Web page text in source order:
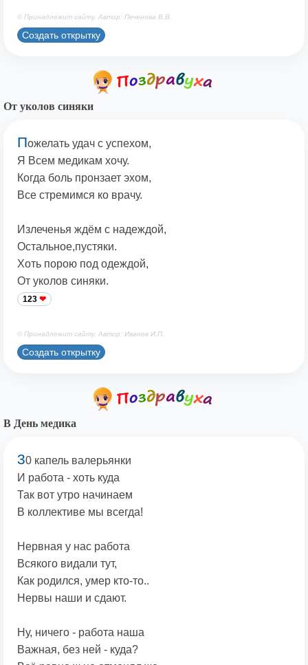
© Принадлежит сайту. Автор: Печенова В.В.
Создать открытку
От уколов синяки
Пожелать удач с успехом,
Я Всем медикам хочу.
Когда боль пронзает эхом,
Все стремимся ко врачу.
Излеченья ждём с надеждой,
Остальное,пустяки.
Хоть порою под одеждой,
От уколов синяки.
123
© Принадлежит сайту. Автор: Иванов И.П.
Создать открытку
В День медика
30 капель валерьянки
И работа - хоть куда
Так вот утро начинаем
В коллективе мы всегда!
Нервная у нас работа
Всякого видали тут,
Как родился, умер кто-то..
Нервы наши и сдают.
Ну, ничего - работа наша
Важная, без ней - куда?